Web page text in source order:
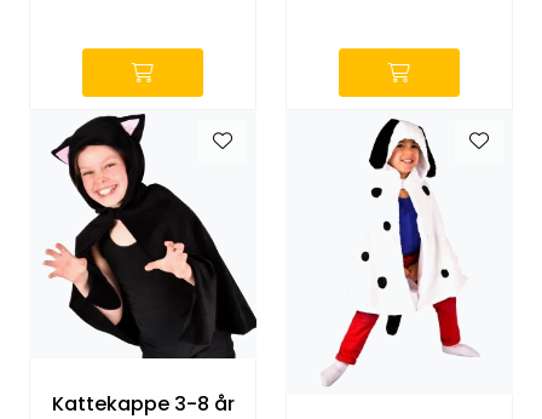
Kattekappe 3-8 år